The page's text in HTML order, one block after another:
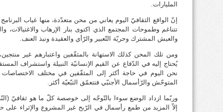
المليارات.
إنّ الواقع الثقافيّ اليوم يعاني من محن متعدّدة، منها غياب
تتناغم وطموحات المجتمع الذي اكتوى بنار الإرهاب
والعيش المشترك وحريّة التّعبير والرّأي والعقيدة ونبذ العنف.
ومن تلك المحن كذلك الاستهانة بالمثقّفين واعتبارهم غير
يُحتاج إليه في الدّفاع عن القيم الإنسانيّة النبيلة واستشراف
نحن اليوم في حاجة أكثر إلى المثقّفين في مختلف
المتوحّش والرّأسمال الأجنبّي فتتعمّق التبّعيّة أكثر.
وربّما ازداد الوضع سوءا بالتّوجّه إلى خوصصة كلّ ما هو ثقافيّ
إلاّ المزيد من طمع رأسمال في الرّبح غير المشروع والإثراء